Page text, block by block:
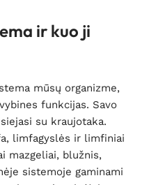
ir kuo ji
mūsų organizme,
funkcijas. Savo
su kraujotaka.
limfagyslės ir limfiniai
mazgeliai, blužnis,
sistemoje gaminami